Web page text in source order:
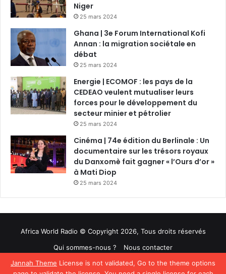
Jannah Theme License is not validated, Go to the theme options
Niger
25 mars 2024
Ghana | 3e Forum International Kofi
Annan : la migration sociétale en
débat
25 mars 2024
Energie | ECOMOF : les pays de la
CEDEAO veulent mutualiser leurs
forces pour le développement du
secteur minier et pétrolier
25 mars 2024
Cinéma | 74e édition du Berlinale : Un
documentaire sur les trésors royaux
du Danxomè fait gagner « l’Ours d’or »
à Mati Diop
25 mars 2024
Africa World Radio © Copyright 2026, Tous droits réservés
Qui sommes-nous ?
Nous contacter